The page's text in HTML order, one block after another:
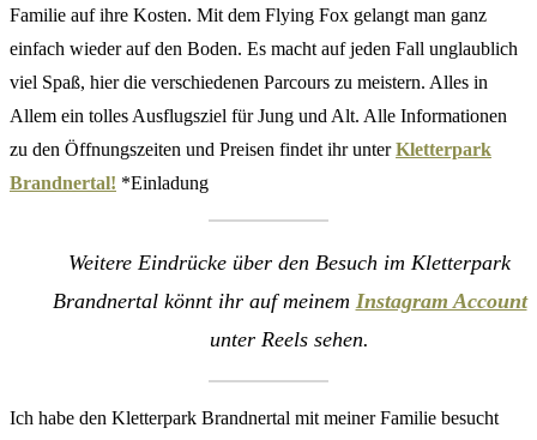
Familie auf ihre Kosten. Mit dem Flying Fox gelangt man ganz
einfach wieder auf den Boden. Es macht auf jeden Fall unglaublich
viel Spaß, hier die verschiedenen Parcours zu meistern. Alles in
Allem ein tolles Ausflugsziel für Jung und Alt. Alle Informationen
zu den Öffnungszeiten und Preisen findet ihr unterKletterpark
Brandnertal! *Einladung
Weitere Eindrücke über den Besuch im Kletterpark
Brandnertal könnt ihr auf meinem Instagram Account
unter Reels sehen.
Ich habe den Kletterpark Brandnertal mit meiner Familie besucht